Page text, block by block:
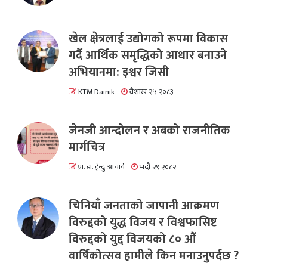
खेल क्षेत्रलाई उद्योगको रूपमा विकास
गर्दै आर्थिक समृद्धिको आधार बनाउने
अभियानमा: इश्वर जिसी
KTM Dainik वैशाख २५ २०८३
जेनजी आन्दोलन र अबको राजनीतिक
मार्गचित्र
प्रा. डा. ईन्दु आचार्य भदौ २९ २०८२
चिनियाँ जनताको जापानी आक्रमण
विरुद्दको युद्ध विजय र विश्वफासिष्ट
विरुद्दको युद्द विजयको ८० औं
वार्षिकोत्सव हामीले किन मनाउनुपर्दछ ?